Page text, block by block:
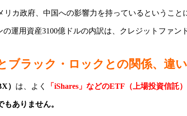
カ政府、中国への影響力を持っているということ
運用資産3100億ドルの内訳は、クレジットファ
ブラック・ロックとの関係、違
） は、よく 「iShares」などのETF（上場投資信託
ありません。